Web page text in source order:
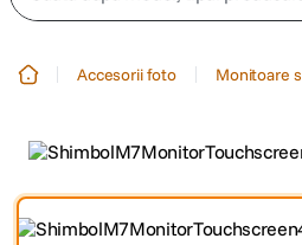
3. trepied telefon
Accesorii foto Monitoare